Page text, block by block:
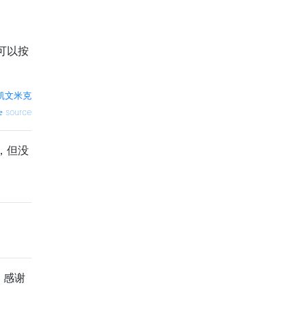
以按
文米克
source
但没
感谢